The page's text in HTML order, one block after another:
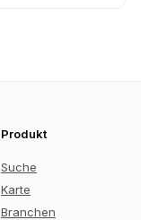
Produkt
Suche
Karte
Branchen